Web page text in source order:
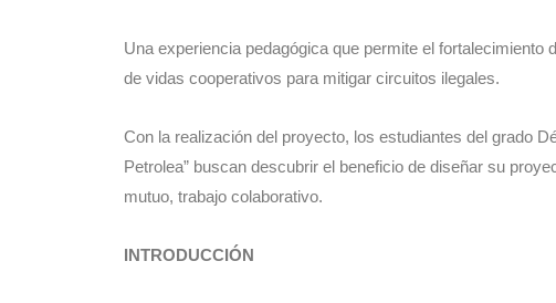
Una experiencia pedagógica que permite el
de vidas cooperativos para mitigar circuitos ilegales.
Con la realización del proyecto, los estudiantes del grado
Petrolea” buscan descubrir el beneficio de diseñar su
mutuo, trabajo colaborativo.
INTRODUCCIÓN